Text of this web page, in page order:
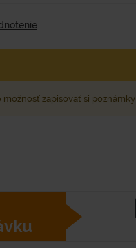
možnosť zapisovať si poznámky